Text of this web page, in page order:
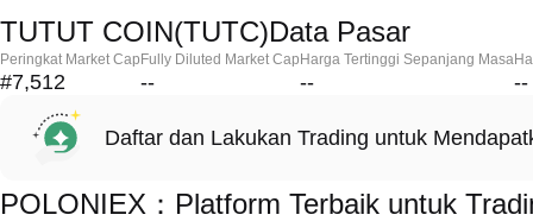
TUTUT COIN(TUTC)Data Pasar
Peringkat Market Cap
#7,512
Fully Diluted Market Cap
--
Harga Tertinggi Sepanjang Masa
-- --
Daftar dan Lakukan Trading untuk
POLONIEX：Platform Terbaik untuk